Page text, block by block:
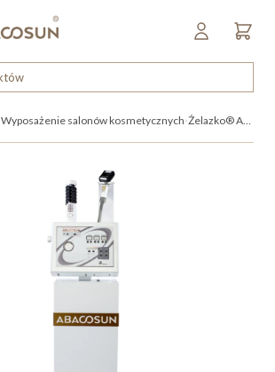
Wyposażenie salonów kosmetycznych Żelazko® Antycellulitowe Reverse